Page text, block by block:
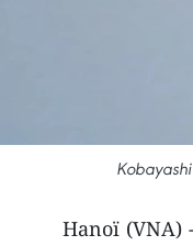
Hanoï (VNA)